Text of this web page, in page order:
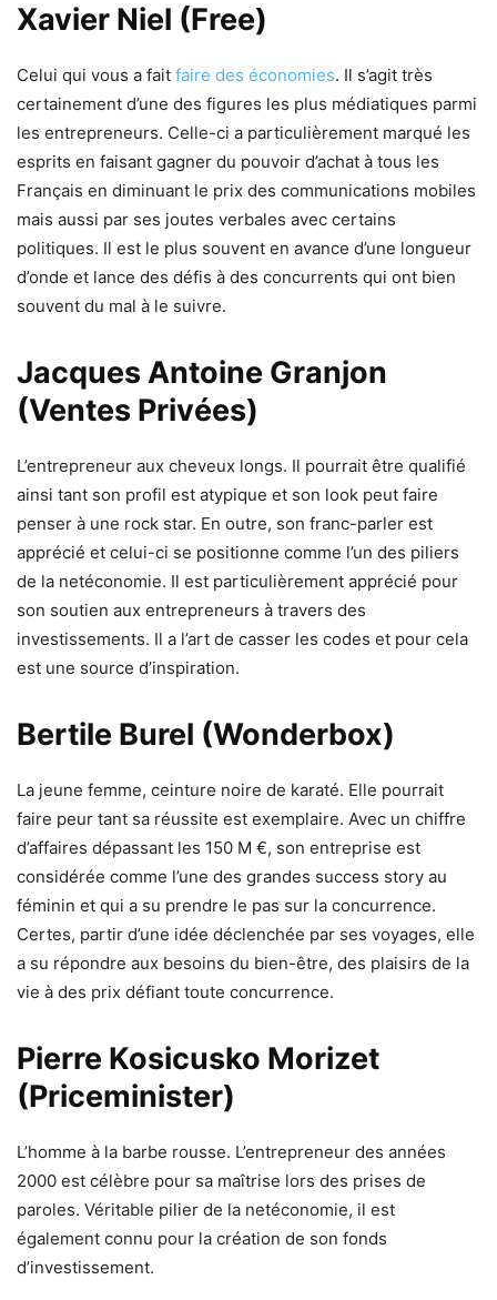
Xavier Niel (Free)
Celui qui vous a fait faire des économies. Il s’agit très
certainement d’une des figures les plus médiatiques parmi
les entrepreneurs. Celle-ci a particulièrement marqué les
esprits en faisant gagner du pouvoir d’achat à tous les
Français en diminuant le prix des communications mobiles
mais aussi par ses joutes verbales avec certains
politiques. Il est le plus souvent en avance d’une longueur
d’onde et lance des défis à des concurrents qui ont bien
souvent du mal à le suivre.
Jacques Antoine Granjon
(Ventes Privées)
L’entrepreneur aux cheveux longs. Il pourrait être qualifié
ainsi tant son profil est atypique et son look peut faire
penser à une rock star. En outre, son franc-parler est
apprécié et celui-ci se positionne comme l’un des piliers
de la netéconomie. Il est particulièrement apprécié pour
son soutien aux entrepreneurs à travers des
investissements. Il a l’art de casser les codes et pour cela
est une source d’inspiration.
Bertile Burel (Wonderbox)
La jeune femme, ceinture noire de karaté. Elle pourrait
faire peur tant sa réussite est exemplaire. Avec un chiffre
d’affaires dépassant les 150 M €, son entreprise est
considérée comme l’une des grandes success story au
féminin et qui a su prendre le pas sur la concurrence.
Certes, partir d’une idée déclenchée par ses voyages, elle
a su répondre aux besoins du bien-être, des plaisirs de la
vie à des prix défiant toute concurrence.
Pierre Kosicusko Morizet
(Priceminister)
L’homme à la barbe rousse. L’entrepreneur des années
2000 est célèbre pour sa maîtrise lors des prises de
paroles. Véritable pilier de la netéconomie, il est
également connu pour la création de son fonds
d’investissement.